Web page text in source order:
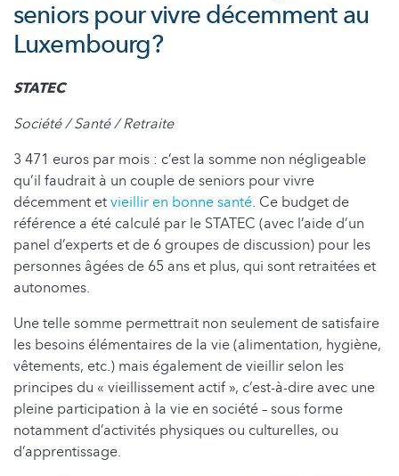
seniors pour vivre décemment au
Luxembourg?
STATEC
Société / Santé / Retraite
3 471 euros par mois : c’est la somme non négligeable
qu’il faudrait à un couple de seniors pour vivre
décemment etvieillir en bonne santé. Ce budget de
référence a été calculé par le STATEC (avec l’aide d’un
panel d’experts et de 6 groupes de discussion) pour les
personnes âgées de 65 ans et plus, qui sont retraitées et
autonomes.
Une telle somme permettrait non seulement de satisfaire
les besoins élémentaires de la vie (alimentation, hygiène,
vêtements, etc.) mais également de vieillir selon les
principes du « vieillissement actif », c’est-à-dire avec une
pleine participation à la vie en société – sous forme
notamment d’activités physiques ou culturelles, ou
d’apprentissage.